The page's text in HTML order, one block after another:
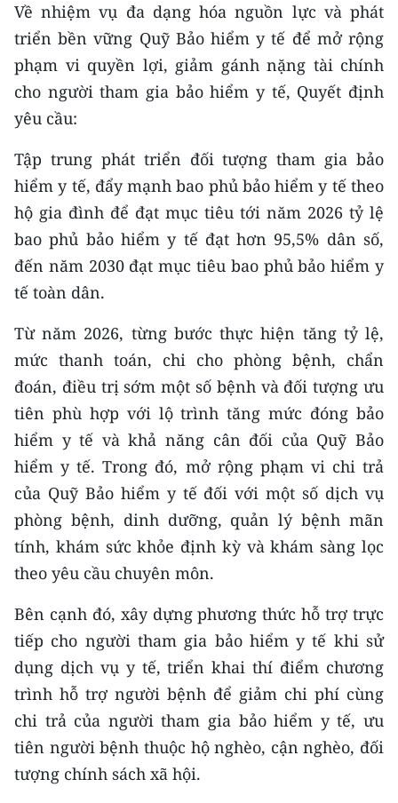
Về nhiệm vụ đa dạng hóa nguồn lực và phát
triển bền vững Quỹ Bảo hiểm y tế để mở rộng
phạm vi quyền lợi, giảm gánh nặng tài chính
cho người tham gia bảo hiểm y tế, Quyết định
yêu cầu:
Tập trung phát triển đối tượng tham gia bảo
hiểm y tế, đẩy mạnh bao phủ bảo hiểm y tế theo
hộ gia đình để đạt mục tiêu tới năm 2026 tỷ lệ
bao phủ bảo hiểm y tế đạt hơn 95,5% dân số,
đến năm 2030 đạt mục tiêu bao phủ bảo hiểm y
tế toàn dân.
Từ năm 2026, từng bước thực hiện tăng tỷ lệ,
mức thanh toán, chi cho phòng bệnh, chẩn
đoán, điều trị sớm một số bệnh và đối tượng ưu
tiên phù hợp với lộ trình tăng mức đóng bảo
hiểm y tế và khả năng cân đối của Quỹ Bảo
hiểm y tế. Trong đó, mở rộng phạm vi chi trả
của Quỹ Bảo hiểm y tế đối với một số dịch vụ
phòng bệnh, dinh dưỡng, quản lý bệnh mãn
tính, khám sức khỏe định kỳ và khám sàng lọc
theo yêu cầu chuyên môn.
Bên cạnh đó, xây dựng phương thức hỗ trợ trực
tiếp cho người tham gia bảo hiểm y tế khi sử
dụng dịch vụ y tế, triển khai thí điểm chương
trình hỗ trợ người bệnh để giảm chi phí cùng
chi trả của người tham gia bảo hiểm y tế, ưu
tiên người bệnh thuộc hộ nghèo, cận nghèo, đối
tượng chính sách xã hội.